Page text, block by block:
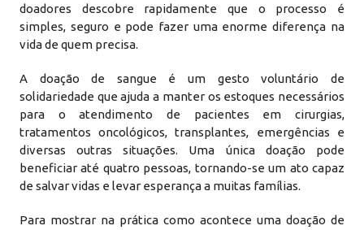
doadores descobre rapidamente que o processo é
simples, seguro e pode fazer uma enorme diferença na
vida de quem precisa.
A doação de sangue é um gesto voluntário de
solidariedade que ajuda a manter os estoques necessários
para o atendimento de pacientes em cirurgias,
tratamentos oncológicos, transplantes, emergências e
diversas outras situações. Uma única doação pode
beneficiar até quatro pessoas, tornando-se um ato capaz
de salvar vidas e levar esperança a muitas famílias.
Para mostrar na prática como acontece uma doação de